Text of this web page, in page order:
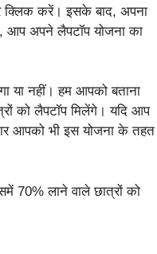
क्लिक करें। इसके बाद, अपना
आप अपने लैपटॉप योजना का
या नहीं। हम आपको बताना
को लैपटॉप मिलेंगे। यदि आप
आपको भी इस योजना के तहत